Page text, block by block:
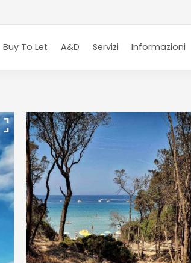
Buy To Let A&D Servizi Informazioni